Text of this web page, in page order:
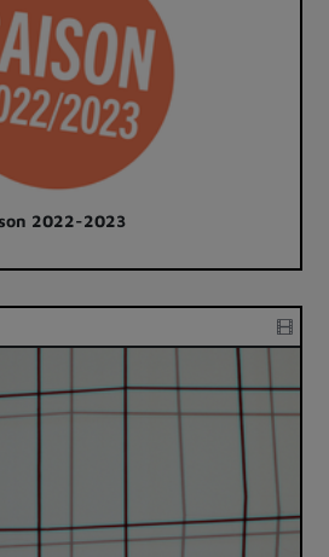
2022-2023